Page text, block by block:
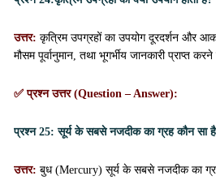
उत्तर: कृत्रिम उपग्रहों का उपयोग दूरदर्शन और
मौसम पूर्वानुमान, तथा भूगर्भीय जानकारी प्राप्त
✅ प्रश्न उत्तर (Question – Answer):
प्रश्न 25: सूर्य के सबसे नजदीक का ग्रह कौन सा
उत्तर: बुध (Mercury) सूर्य के सबसे नजदीक का